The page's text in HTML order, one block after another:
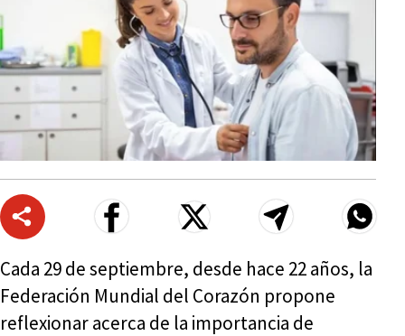
Cada 29 de septiembre, desde hace 22 años, la
Federación Mundial del Corazón propone
reflexionar acerca de la importancia de